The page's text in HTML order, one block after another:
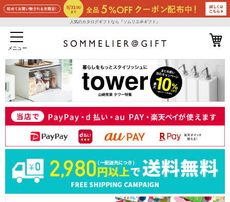
人気のカタログギフトなら『ソムリエ＠ギフト』
メニュー